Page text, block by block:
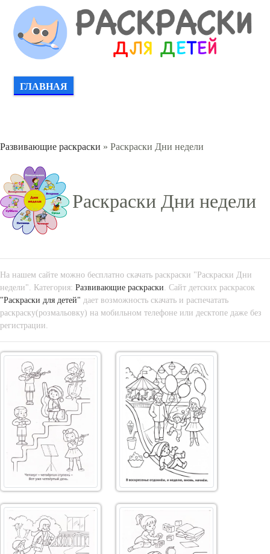
ГЛАВНАЯ
Развивающие раскраски » Раскраски Дни недели
Раскраски Дни недели
На нашем сайте можно бесплатно скачать раскраски "Раскраски Дни
недели". Категория: Развивающие раскраски. Сайт детских раскрасок
"Раскраски для детей" дает возможность скачать и распечатать
раскраску(розмальовку) на мобильном телефоне или десктопе даже без
регистрации.